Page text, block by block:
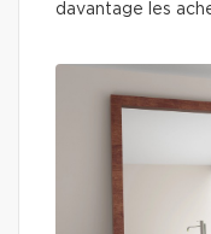
davantage les